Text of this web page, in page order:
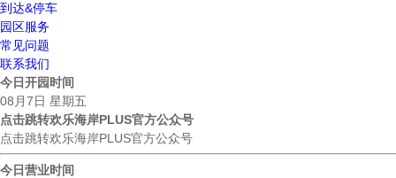
到达&停车
园区服务
常见问题
联系我们
今日开园时间
08月7日 星期五
点击跳转欢乐海岸PLUS官方公众号
点击跳转欢乐海岸PLUS官方公众号
今日营业时间